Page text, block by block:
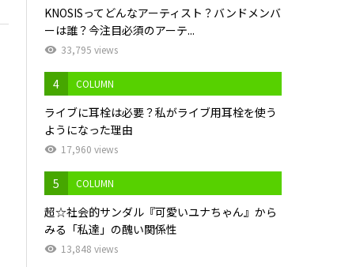
KNOSISってどんなアーティスト？バンドメンバ
ーは誰？今注目必須のアーテ...
33,795 views
4 COLUMN
ライブに耳栓は必要？私がライブ用耳栓を使う
ようになった理由
17,960 views
5 COLUMN
超☆社会的サンダル『可愛いユナちゃん』から
みる「私達」の醜い関係性
13,848 views